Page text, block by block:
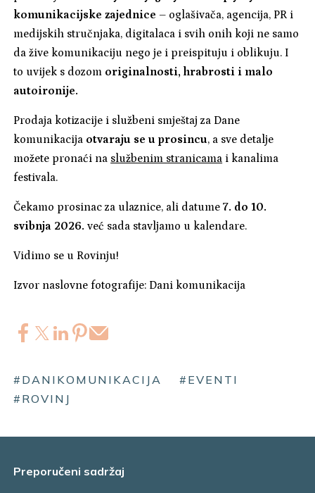
komunikacijske zajednice – oglašivača, agencija, PR i
medijskih stručnjaka, digitalaca i svih onih koji ne samo
da žive komunikaciju nego je i preispituju i oblikuju. I
to uvijek s dozom originalnosti, hrabrosti i malo
autoironije.
Prodaja kotizacije i službeni smještaj za Dane
komunikacija otvaraju se u prosincu, a sve detalje
možete pronaći na službenim stranicama i kanalima
festivala.
Čekamo prosinac za ulaznice, ali datume7. do 10.
svibnja 2026. već sada stavljamo u kalendare.
Vidimo se u Rovinju!
Izvor naslovne fotografije: Dani komunikacija
#DANIKOMUNIKACIJA
#EVENTI
#ROVINJ
Preporučeni sadržaj